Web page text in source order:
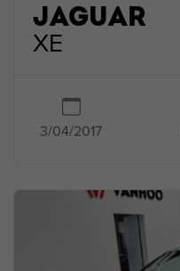
JAGUAR
XE
3/04/2017